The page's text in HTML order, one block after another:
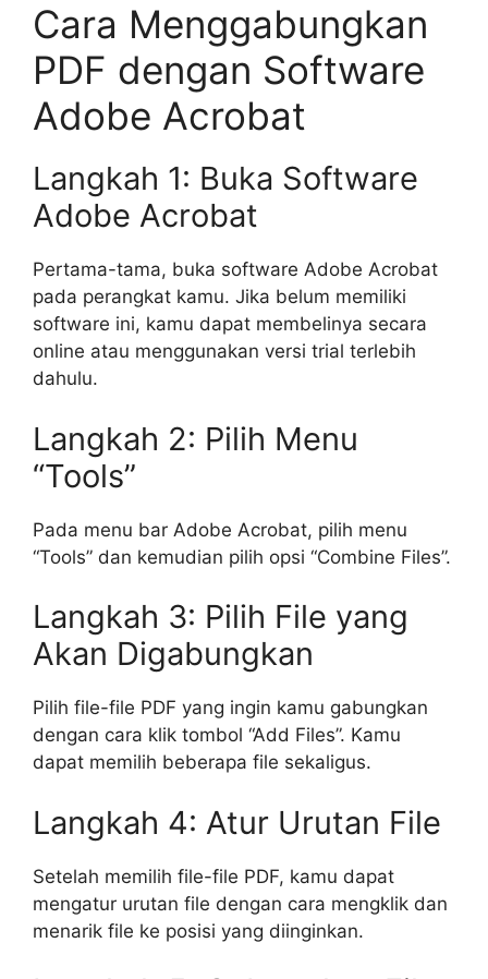
Cara Menggabungkan
PDF dengan Software
Adobe Acrobat
Langkah 1: Buka Software
Adobe Acrobat
Pertama-tama, buka software Adobe Acrobat
pada perangkat kamu. Jika belum memiliki
software ini, kamu dapat membelinya secara
online atau menggunakan versi trial terlebih
dahulu.
Langkah 2: Pilih Menu
“Tools”
Pada menu bar Adobe Acrobat, pilih menu
“Tools” dan kemudian pilih opsi “Combine Files”.
Langkah 3: Pilih File yang
Akan Digabungkan
Pilih file-file PDF yang ingin kamu gabungkan
dengan cara klik tombol “Add Files”. Kamu
dapat memilih beberapa file sekaligus.
Langkah 4: Atur Urutan File
Setelah memilih file-file PDF, kamu dapat
mengatur urutan file dengan cara mengklik dan
menarik file ke posisi yang diinginkan.